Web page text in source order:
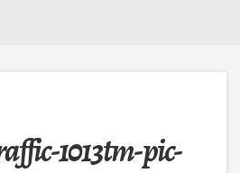
1013tm-pic-